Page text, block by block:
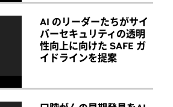
AI のリーダーたちがサイ
バーセキュリティの透明
性向上に向けた SAFE ガ
イドラインを提案